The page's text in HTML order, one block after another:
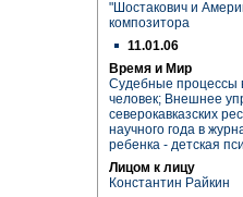
"Шостакович и
композитора
11.01.06
Время и Мир
Судебные процессы
человек; Внешнее
северокавказских
научного года в
ребенка - детская
Лицом к лицу
Константин Райкин